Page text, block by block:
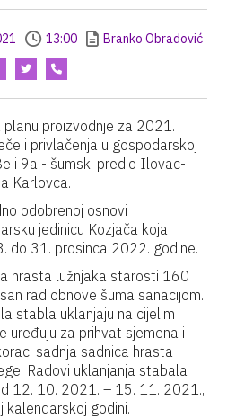
13:00 Branko Obradović
planu proizvodnje za 2021.
i privlačenja u gospodarskoj
i 9a - šumski predio Ilovac-
Karlovca.
odobrenoj osnovi
jedinicu Kozjača koja
do 31. prosinca 2022. godine.
hrasta lužnjaka starosti 160
rad obnove šuma sanacijom.
stabla uklanjaju na cijelim
uređuju za prihvat sjemena i
sadnja sadnica hrasta
Radovi uklanjanja stabala
12. 10. 2021. – 15. 11. 2021.,
godini.